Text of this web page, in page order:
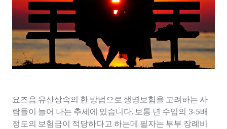
요즈음 유산상속의 한 방법으로 생명보험을 고려하는 사
람들이 늘어 나는 추세에 있습니다. 보통 년 수입의 3-5배
정도의 보험금이 적당하다고 하는데 필자는 부부 장례비